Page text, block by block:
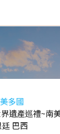
多國
界遺產巡禮~南
巴西